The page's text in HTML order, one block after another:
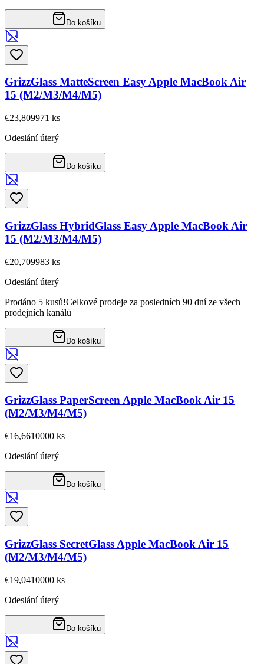
Do košíku
GrizzGlass MatteScreen Easy Apple MacBook Air
15 (M2/M3/M4/M5)
€23,809971 ks
Odeslání úterý
Do košíku
GrizzGlass HybridGlass Easy Apple MacBook Air
15 (M2/M3/M4/M5)
€20,709983 ks
Odeslání úterý
Prodáno 5 kusů!Celkové prodeje za posledních 90 dní ze všech
prodejních kanálů
Do košíku
GrizzGlass PaperScreen Apple MacBook Air 15
(M2/M3/M4/M5)
€16,6610000 ks
Odeslání úterý
Do košíku
GrizzGlass SecretGlass Apple MacBook Air 15
(M2/M3/M4/M5)
€19,0410000 ks
Odeslání úterý
Do košíku